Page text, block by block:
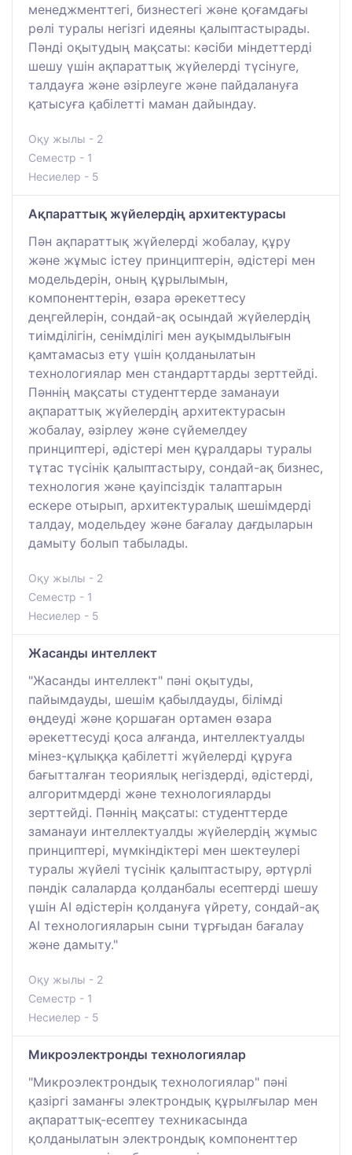
менеджменттегі, бизнестегі және қоғамдағы
рөлі туралы негізгі идеяны қалыптастырады.
Пәнді оқытудың мақсаты: кәсіби міндеттерді
шешу үшін ақпараттық жүйелерді түсінуге,
талдауға және әзірлеуге және пайдалануға
қатысуға қабілетті маман дайындау.
Оқу жылы - 2
Семестр - 1
Несиелер - 5
Ақпараттық жүйелердің архитектурасы
Пән ақпараттық жүйелерді жобалау, құру
және жұмыс істеу принциптерін, әдістері мен
модельдерін, оның құрылымын,
компоненттерін, өзара әрекеттесу
деңгейлерін, сондай-ақ осындай жүйелердің
тиімділігін, сенімділігі мен ауқымдылығын
қамтамасыз ету үшін қолданылатын
технологиялар мен стандарттарды зерттейді.
Пәннің мақсаты студенттерде заманауи
ақпараттық жүйелердің архитектурасын
жобалау, әзірлеу және сүйемелдеу
принциптері, әдістері мен құралдары туралы
тұтас түсінік қалыптастыру, сондай-ақ бизнес,
технология және қауіпсіздік талаптарын
ескере отырып, архитектуралық шешімдерді
талдау, модельдеу және бағалау дағдыларын
дамыту болып табылады.
Оқу жылы - 2
Семестр - 1
Несиелер - 5
Жасанды интеллект
"Жасанды интеллект" пәні оқытуды,
пайымдауды, шешім қабылдауды, білімді
өңдеуді және қоршаған ортамен өзара
әрекеттесуді қоса алғанда, интеллектуалды
мінез-құлыққа қабілетті жүйелерді құруға
бағытталған теориялық негіздерді, әдістерді,
алгоритмдерді және технологияларды
зерттейді. Пәннің мақсаты: студенттерде
заманауи интеллектуалды жүйелердің жұмыс
принциптері, мүмкіндіктері мен шектеулері
туралы жүйелі түсінік қалыптастыру, әртүрлі
пәндік салаларда қолданбалы есептерді шешу
үшін AI әдістерін қолдануға үйрету, сондай-ақ
AI технологияларын сыни тұрғыдан бағалау
және дамыту."
Оқу жылы - 2
Семестр - 1
Несиелер - 5
Микроэлектронды технологиялар
"Микроэлектрондық технологиялар" пәні
қазіргі заманғы электрондық құрылғылар мен
ақпараттық-есептеу техникасында
қолданылатын электрондық компоненттер